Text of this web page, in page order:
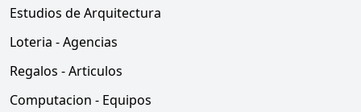
Estudios de Arquitectura
Loteria - Agencias
Regalos - Articulos
Computacion - Equipos